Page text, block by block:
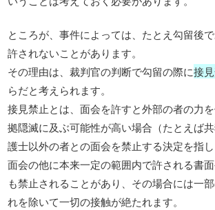
ところが、事件によっては、たとえ勾留後
許されないことがあります。
その理由は、裁判官の判断で勾留の際に接
らだと考えられます。
接見禁止とは、面会を許すと外部の者の力
拠隠滅に及ぶ可能性が高い場合（たとえば
護士以外の者との面会を禁止する決定を指し
面会の他に本来一定の範囲内で許される書
も禁止されることがあり、その場合には一
れを除いて一切の接触が絶たれます。